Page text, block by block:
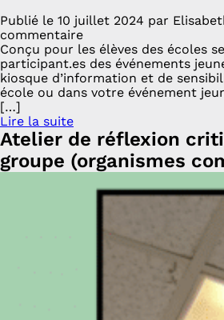
Publié le 10 juillet 2024 par
commentaire
Conçu pour les élèves des écoles
participant.es des événements
kiosque d’information et de
école ou dans votre événement
[…]
Lire la suite
Atelier de réflexion
groupe (organismes